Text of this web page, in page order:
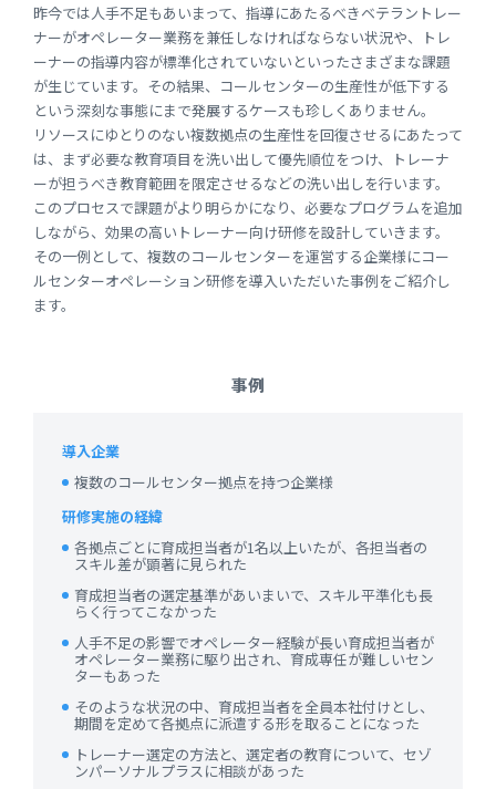
昨今では人手不足もあいまって、指導にあたるべきベテラントレー
ナーがオペレーター業務を兼任しなければならない状況や、トレ
ーナーの指導内容が標準化されていないといったさまざまな課題
が生じています。その結果、コールセンターの生産性が低下する
という深刻な事態にまで発展するケースも珍しくありません。
リソースにゆとりのない複数拠点の生産性を回復させるにあたって
は、まず必要な教育項目を洗い出して優先順位をつけ、トレーナ
ーが担うべき教育範囲を限定させるなどの洗い出しを行います。
このプロセスで課題がより明らかになり、必要なプログラムを追加
しながら、効果の高いトレーナー向け研修を設計していきます。
その一例として、複数のコールセンターを運営する企業様にコー
ルセンターオペレーション研修を導入いただいた事例をご紹介し
ます。
事例
導入企業
複数のコールセンター拠点を持つ企業様
研修実施の経緯
各拠点ごとに育成担当者が1名以上いたが、各担当者の
スキル差が顕著に見られた
育成担当者の選定基準があいまいで、スキル平準化も長
らく行ってこなかった
人手不足の影響でオペレーター経験が長い育成担当者が
オペレーター業務に駆り出され、育成専任が難しいセン
ターもあった
そのような状況の中、育成担当者を全員本社付けとし、
期間を定めて各拠点に派遣する形を取ることになった
トレーナー選定の方法と、選定者の教育について、セゾ
ンパーソナルプラスに相談があった